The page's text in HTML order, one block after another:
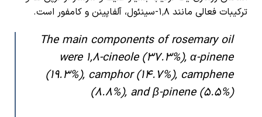
ترکیبات فعالی مانند ۱٬۸-سینئول، آلفاپینن و کامفور است.
The main components of rosemary oil
were 1,8-cineole (37.3%), α-pinene
(19.3%), camphor (14.7%), camphene
(8.8%), and β-pinene (5.5%)